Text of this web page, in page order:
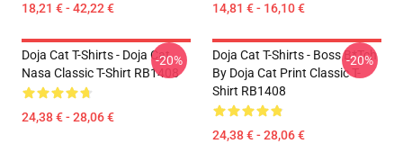
18,21 € - 42,22 € 14,81 € - 16,10 €
Doja Cat T-Shirts - Doja Cat
Nasa Classic T-Shirt RB1408
24,38 € - 28,06 €
-20%
Doja Cat T-Shirts - Boss B*tch
By Doja Cat Print Classic T-
Shirt RB1408
24,38 € - 28,06 €
-20%